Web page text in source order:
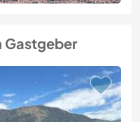
Gastgeber